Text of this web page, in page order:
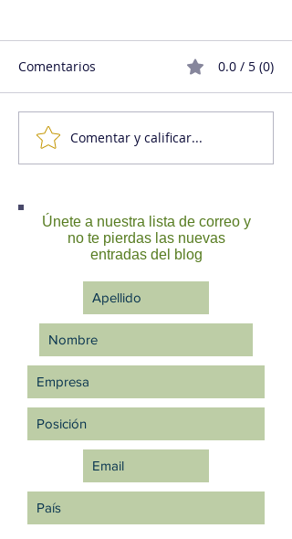
Cuando el liderazgo se
resquebraja: el coaching
de crisis
Comentarios 0.0 / 5 (0)
Comentar y calificar...
Únete a nuestra lista de correo y
no te pierdas las nuevas
entradas del blog